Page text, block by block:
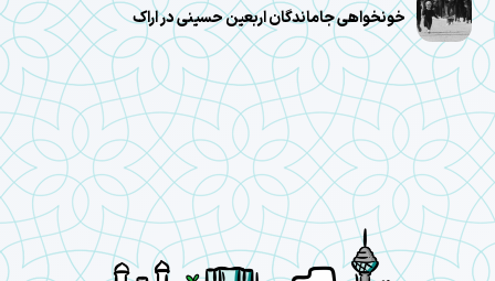
خونخواهی جاماندگان اربعین حسینی در اراک